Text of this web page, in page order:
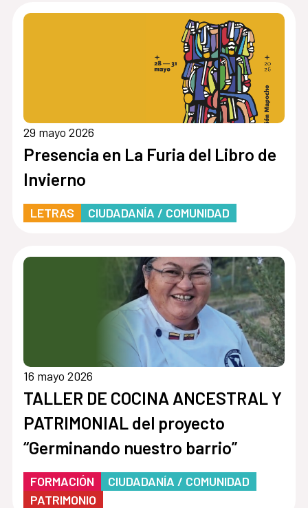
29 mayo 2026
Presencia en La Furia del Libro de
Invierno
LETRAS CIUDADANÍA / COMUNIDAD
16 mayo 2026
TALLER DE COCINA ANCESTRAL Y
PATRIMONIAL del proyecto
“Germinando nuestro barrio”
FORMACIÓN
CIUDADANÍA / COMUNIDAD
PATRIMONIO